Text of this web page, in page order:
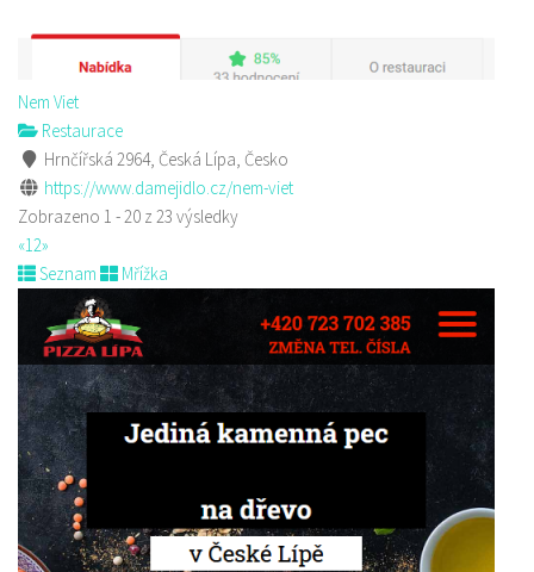
Nem Viet
Restaurace
Hrnčířská 2964, Česká Lípa, Česko
https://www.damejidlo.cz/nem-viet
Zobrazeno 1 - 20 z 23 výsledky
«12»
Seznam
Mřížka